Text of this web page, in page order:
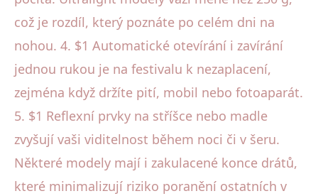
což je rozdíl, který poznáte po celém dni na
nohou. 4. $1 Automatické otevírání i zavírání
jednou rukou je na festivalu k nezaplacení,
zejména když držíte pití, mobil nebo fotoaparát.
5. $1 Reflexní prvky na stříšce nebo madle
zvyšují vaši viditelnost během noci či v šeru.
Některé modely mají i zakulacené konce drátů,
které minimalizují riziko poranění ostatních v